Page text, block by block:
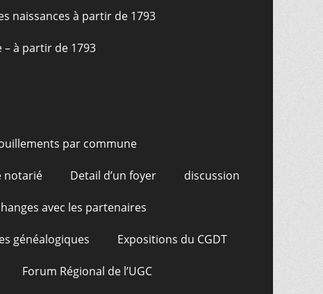
naissances à partir de 1793
– à partir de 1793
par commune
notarié Detail d’un foyer discussion
avec les partenaires
généalogiques Expositions du CGDT
Forum Régional de l’UGC